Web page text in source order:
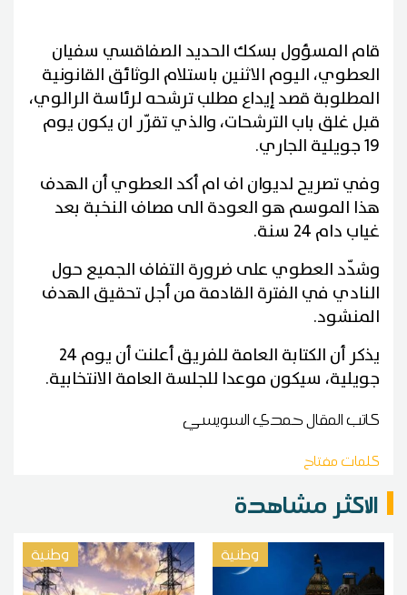
قام المسؤول بسكك الحديد الصفاقسي سفيان
العطوي، اليوم الاثنين باستلام الوثائق القانونية
المطلوبة قصد إيداع مطلب ترشحه لرئاسة الرالوي،
قبل غلق باب الترشحات، والذي تقرّر ان يكون يوم
19 جويلية الجاري
.
وفي تصريح لديوان اف ام أكد العطوي أن الهدف
هذا الموسم هو العودة الى مصاف النخبة بعد
غياب دام 24 سنة.
وشدّد العطوي على ضرورة التفاف الجميع حول
النادي في الفترة القادمة من أجل تحقيق الهدف
المنشود.
يذكر أن الكتابة العامة للفريق أعلنت أن يوم 24
جويلية، سيكون موعدا للجلسة العامة الانتخابية.
كاتب المقالحمدي السويسي
كلمات مفتاح
الاكثر مشاهدة
وطنية وطنية